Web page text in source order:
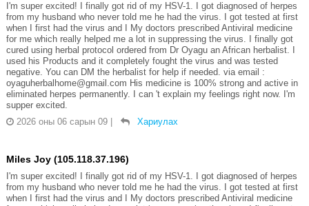
I'm super excited! I finally got rid of my HSV-1. I got diagnosed of herpes
from my husband who never told me he had the virus. I got tested at first
when I first had the virus and I My doctors prescribed Antiviral medicine
for me which really helped me a lot in suppressing the virus. I finally got
cured using herbal protocol ordered from Dr Oyagu an African herbalist. I
used his Products and it completely fought the virus and was tested
negative. You can DM the herbalist for help if needed. via email :
oyaguherbalhome@gmail.com His medicine is 100% strong and active in
eliminated herpes permanently. I can 't explain my feelings right now. I'm
supper excited.
2026 оны 06 сарын 09
Хариулах
Miles Joy (105.118.37.196)
I'm super excited! I finally got rid of my HSV-1. I got diagnosed of herpes
from my husband who never told me he had the virus. I got tested at first
when I first had the virus and I My doctors prescribed Antiviral medicine